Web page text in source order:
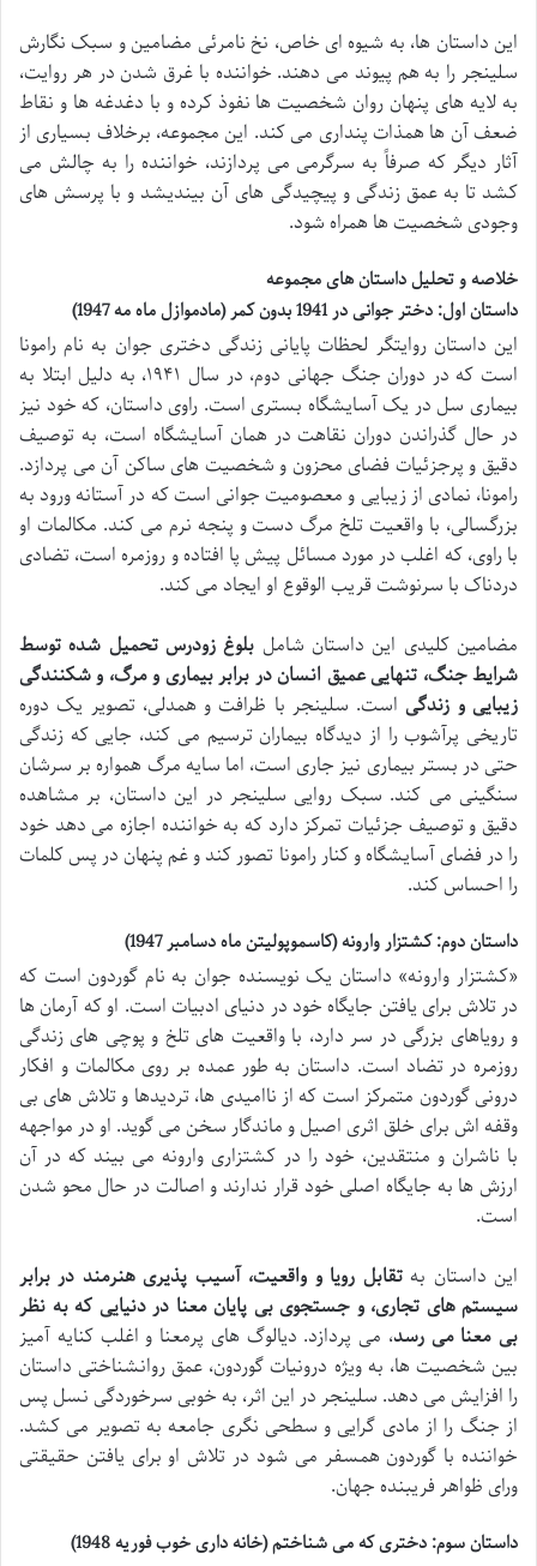
این داستان ها، به شیوه ای خاص، نخ نامرئی مضامین و سبک نگارش
سلینجر را به هم پیوند می دهند. خواننده با غرق شدن در هر روایت،
به لایه های پنهان روان شخصیت ها نفوذ کرده و با دغدغه ها و نقاط
ضعف آن ها همذات پنداری می کند. این مجموعه، برخلاف بسیاری از
آثار دیگر که صرفاً به سرگرمی می پردازند، خواننده را به چالش می
کشد تا به عمق زندگی و پیچیدگی های آن بیندیشد و با پرسش های
وجودی شخصیت ها همراه شود.
خلاصه و تحلیل داستان های مجموعه
داستان اول: دختر جوانی در 1941 بدون کمر (مادموازل ماه مه 1947)
این داستان روایتگر لحظات پایانی زندگی دختری جوان به نام رامونا
است که در دوران جنگ جهانی دوم، در سال ۱۹۴۱، به دلیل ابتلا به
بیماری سل در یک آسایشگاه بستری است. راوی داستان، که خود نیز
در حال گذراندن دوران نقاهت در همان آسایشگاه است، به توصیف
دقیق و پرجزئیات فضای محزون و شخصیت های ساکن آن می پردازد.
رامونا، نمادی از زیبایی و معصومیت جوانی است که در آستانه ورود به
بزرگسالی، با واقعیت تلخ مرگ دست و پنجه نرم می کند. مکالمات او
با راوی، که اغلب در مورد مسائل پیش پا افتاده و روزمره است، تضادی
دردناک با سرنوشت قریب الوقوع او ایجاد می کند.
مضامین کلیدی این داستان شامل بلوغ زودرس تحمیل شده توسط
شرایط جنگ، تنهایی عمیق انسان در برابر بیماری و مرگ، و شکنندگی
زیبایی و زندگیاست. سلینجر با ظرافت و همدلی، تصویر یک دوره
تاریخی پرآشوب را از دیدگاه بیماران ترسیم می کند، جایی که زندگی
حتی در بستر بیماری نیز جاری است، اما سایه مرگ همواره بر سرشان
سنگینی می کند. سبک روایی سلینجر در این داستان، بر مشاهده
دقیق و توصیف جزئیات تمرکز دارد که به خواننده اجازه می دهد خود
را در فضای آسایشگاه و کنار رامونا تصور کند و غم پنهان در پس کلمات
را احساس کند.
داستان دوم: کشتزار وارونه (کاسموپولیتن ماه دسامبر 1947)
«کشتزار وارونه» داستان یک نویسنده جوان به نام گوردون است که
در تلاش برای یافتن جایگاه خود در دنیای ادبیات است. او که آرمان ها
و رویاهای بزرگی در سر دارد، با واقعیت های تلخ و پوچی های زندگی
روزمره در تضاد است. داستان به طور عمده بر روی مکالمات و افکار
درونی گوردون متمرکز است که از ناامیدی ها، تردیدها و تلاش های بی
وقفه اش برای خلق اثری اصیل و ماندگار سخن می گوید. او در مواجهه
با ناشران و منتقدین، خود را در کشتزاری وارونه می بیند که در آن
ارزش ها به جایگاه اصلی خود قرار ندارند و اصالت در حال محو شدن
است.
این داستان بهتقابل رویا و واقعیت، آسیب پذیری هنرمند در برابر
سیستم های تجاری، و جستجوی بی پایان معنا در دنیایی که به نظر
بی معنا می رسد، می پردازد. دیالوگ های پرمعنا و اغلب کنایه آمیز
بین شخصیت ها، به ویژه درونیات گوردون، عمق روانشناختی داستان
را افزایش می دهد. سلینجر در این اثر، به خوبی سرخوردگی نسل پس
از جنگ را از مادی گرایی و سطحی نگری جامعه به تصویر می کشد.
خواننده با گوردون همسفر می شود در تلاش او برای یافتن حقیقتی
ورای ظواهر فریبنده جهان.
داستان سوم: دختری که می شناختم (خانه داری خوب فوریه 1948)